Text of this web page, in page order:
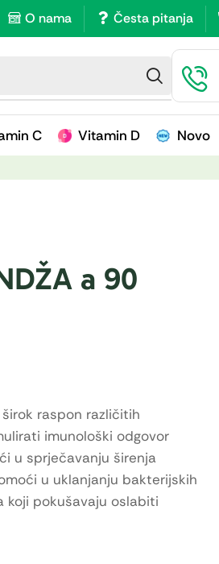
O nama Česta pitanja
C Vitamin D Novo
a 90
raspon različitih
imunološki odgovor
u sprječavanju širenja
u uklanjanju bakterijskih
koji pokušavaju oslabiti